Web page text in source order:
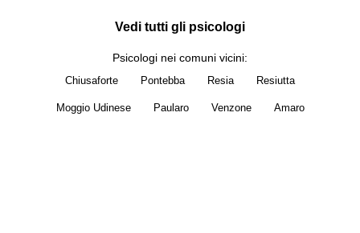
Vedi tutti gli psicologi
Psicologi nei comuni vicini:
Chiusaforte Pontebba Resia Resiutta
Moggio Udinese Paularo Venzone Amaro